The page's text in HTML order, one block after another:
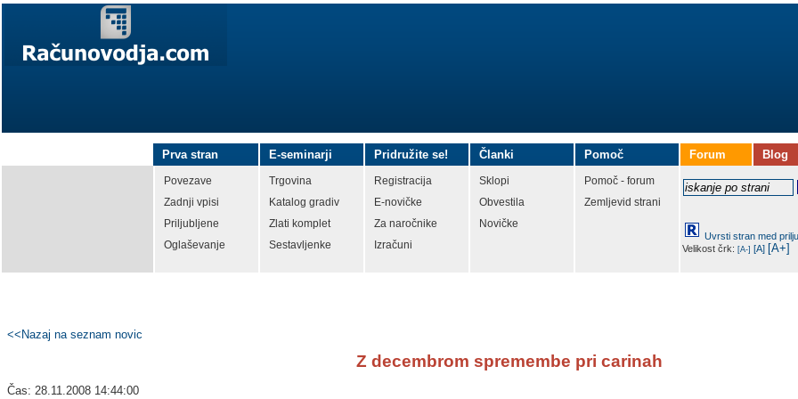
Prva stran
Povezave
Zadnji vpisi
Priljubljene
Oglaševanje
E-seminarji
Trgovina
Katalog gradiv
Zlati komplet
Sestavljenke
Pridružite se!
Registracija
E-novičke
Za naročnike
Izračuni
Članki
Sklopi
Obvestila
Novičke
Pomoč
Pomoč - forum
Zemljevid strani
Forum
Uvrsti stran med
Velikost črk: [A-] [A] [A+]
Blog
<<Nazaj na seznam novic
Z decembrom spremembe pri carinah
Čas: 28.11.2008 14:44:00